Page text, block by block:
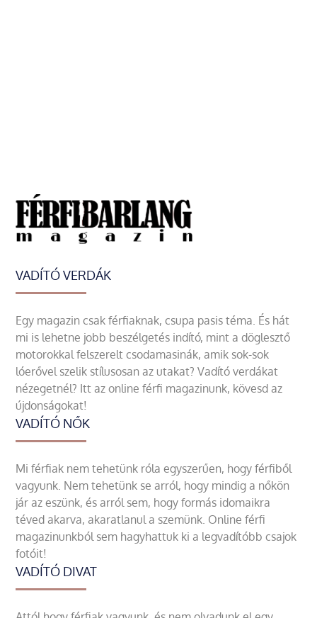
VADÍTÓ VERDÁK
Egy magazin csak férfiaknak, csupa pasis téma. És hát
mi is lehetne jobb beszélgetés indító, mint a döglesztő
motorokkal felszerelt csodamasinák, amik sok-sok
lóerővel szelik stílusosan az utakat? Vadító verdákat
nézegetnél? Itt az online férfi magazinunk, kövesd az
újdonságokat!
VADÍTÓ NŐK
Mi férfiak nem tehetünk róla egyszerűen, hogy férfiből
vagyunk. Nem tehetünk se arról, hogy mindig a nőkön
jár az eszünk, és arról sem, hogy formás idomaikra
téved akarva, akaratlanul a szemünk. Online férfi
magazinunkból sem hagyhattuk ki a legvadítóbb csajok
fotóit!
VADÍTÓ DIVAT